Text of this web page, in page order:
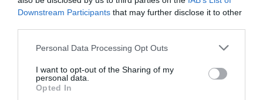
Downstream Participants that may further disclose it to other
Please note that this website/app uses one or more Google
not limited to your visit or usage behaviour. You may click to
grant or deny consent to Google and its third-party tags to
use your data for below specified purposes in below Google
Personal Data Processing Opt Outs
I want to opt-out of the Sharing of my
personal data.
Opted In
Legfrissebb híreink
FELADAT JÖHET AZ ALSÓ ...
Mindenki ügye